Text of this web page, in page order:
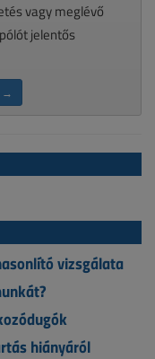
vagy meglévő
jelentős
→
vizsgálata
hiányáról